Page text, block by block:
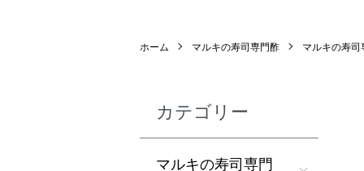
ホーム マルキの寿司専門酢 マルキの寿
カテゴリー
マルキの寿司専門